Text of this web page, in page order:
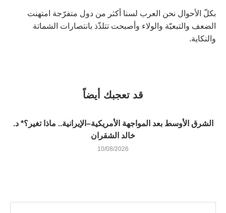
بكلّ الأحوال نحن العرب لسنا أكثر من دول متفرّجة امتهنت
الضعف والتبعيّة والولاء وأصبحت تتلذّذ بانتصارات الشماتة
والنكاية.
قد تعجبك أيضاً
الشرق الأوسط بعد المواجهة الأمريكية–الإيرانية.. ماذا تغير؟* د.
خالد الشقران
10/08/2026